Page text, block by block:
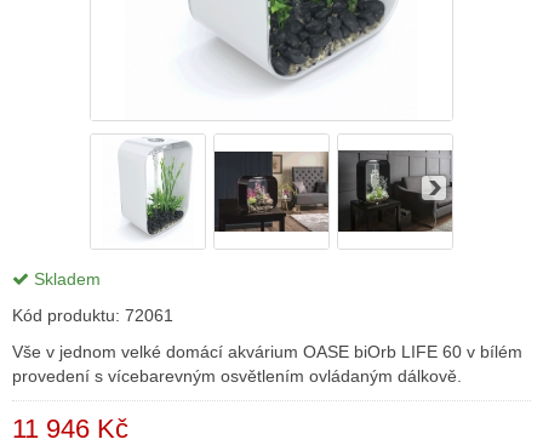
Skladem
Kód produktu: 72061
Vše v jednom velké domácí akvárium OASE biOrb LIFE 60 v bílém
provedení s vícebarevným osvětlením ovládaným dálkově.
11 946 Kč